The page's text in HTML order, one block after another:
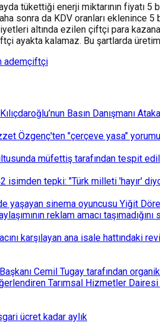
tükettiği enerji miktarının fiyatı
sonra da KDV oranları
altında ezilen çiftçi para
ayakta kalamaz. Bu şartlarda
ademçiftçi
Basın Danışmanı
Özgenç'ten "çerçeve yasa"
müfettiş tarafından tespit
isimden tepki: "Türk milleti 'hayır'
yaşayan sinema oyuncusu Yiğit
reklam amacı
karşılayan ana isale hattındaki
Cemil Tugay tarafından
Tarımsal Hizmetler
ücret kadar aylık